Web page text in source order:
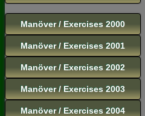
Manöver / Exercises 2000
Manöver / Exercises 2001
Manöver / Exercises 2002
Manöver / Exercises 2003
Manöver / Exercises 2004